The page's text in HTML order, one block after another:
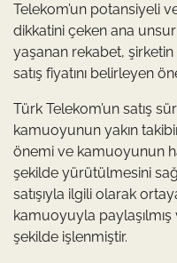
Telekom’un potansiyeli
dikkatini çeken ana
yaşanan rekabet, şirketin
satış fiyatını belirleyen
Türk Telekom’un satış
kamuoyunun yakın
önemi ve kamuoyunun
şekilde yürütülmesini
satışıyla ilgili olarak
kamuoyuyla
şekilde işlenmiştir.